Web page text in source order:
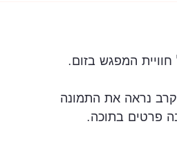
המפגש בזום.
נראה את התמונה
פרטים בתוכה.